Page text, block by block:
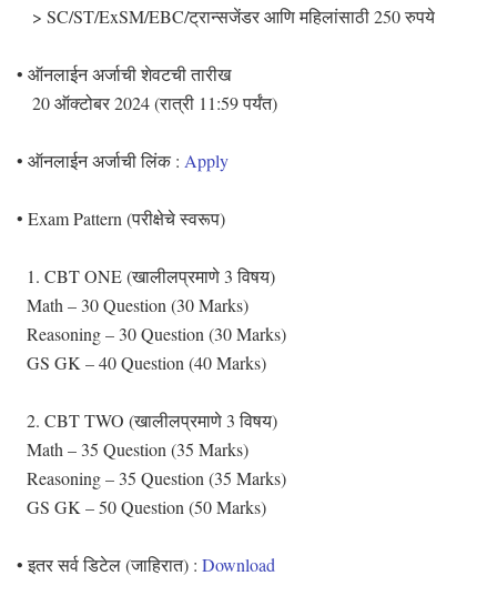
> SC/ST/ExSM/EBC/ट्रान्सजेंडर आणि महिलांसाठी 250 रुपये
• ऑनलाईन अर्जाची शेवटची तारीख
20 ऑक्टोबर 2024 (रात्री 11:59 पर्यंत)
• ऑनलाईन अर्जाची लिंक : Apply
• Exam Pattern (परीक्षेचे स्वरूप)
1. CBT ONE (खालीलप्रमाणे 3 विषय)
Math – 30 Question (30 Marks)
Reasoning – 30 Question (30 Marks)
GS GK – 40 Question (40 Marks)
2. CBT TWO (खालीलप्रमाणे 3 विषय)
Math – 35 Question (35 Marks)
Reasoning – 35 Question (35 Marks)
GS GK – 50 Question (50 Marks)
• इतर सर्व डिटेल (जाहिरात) : Download